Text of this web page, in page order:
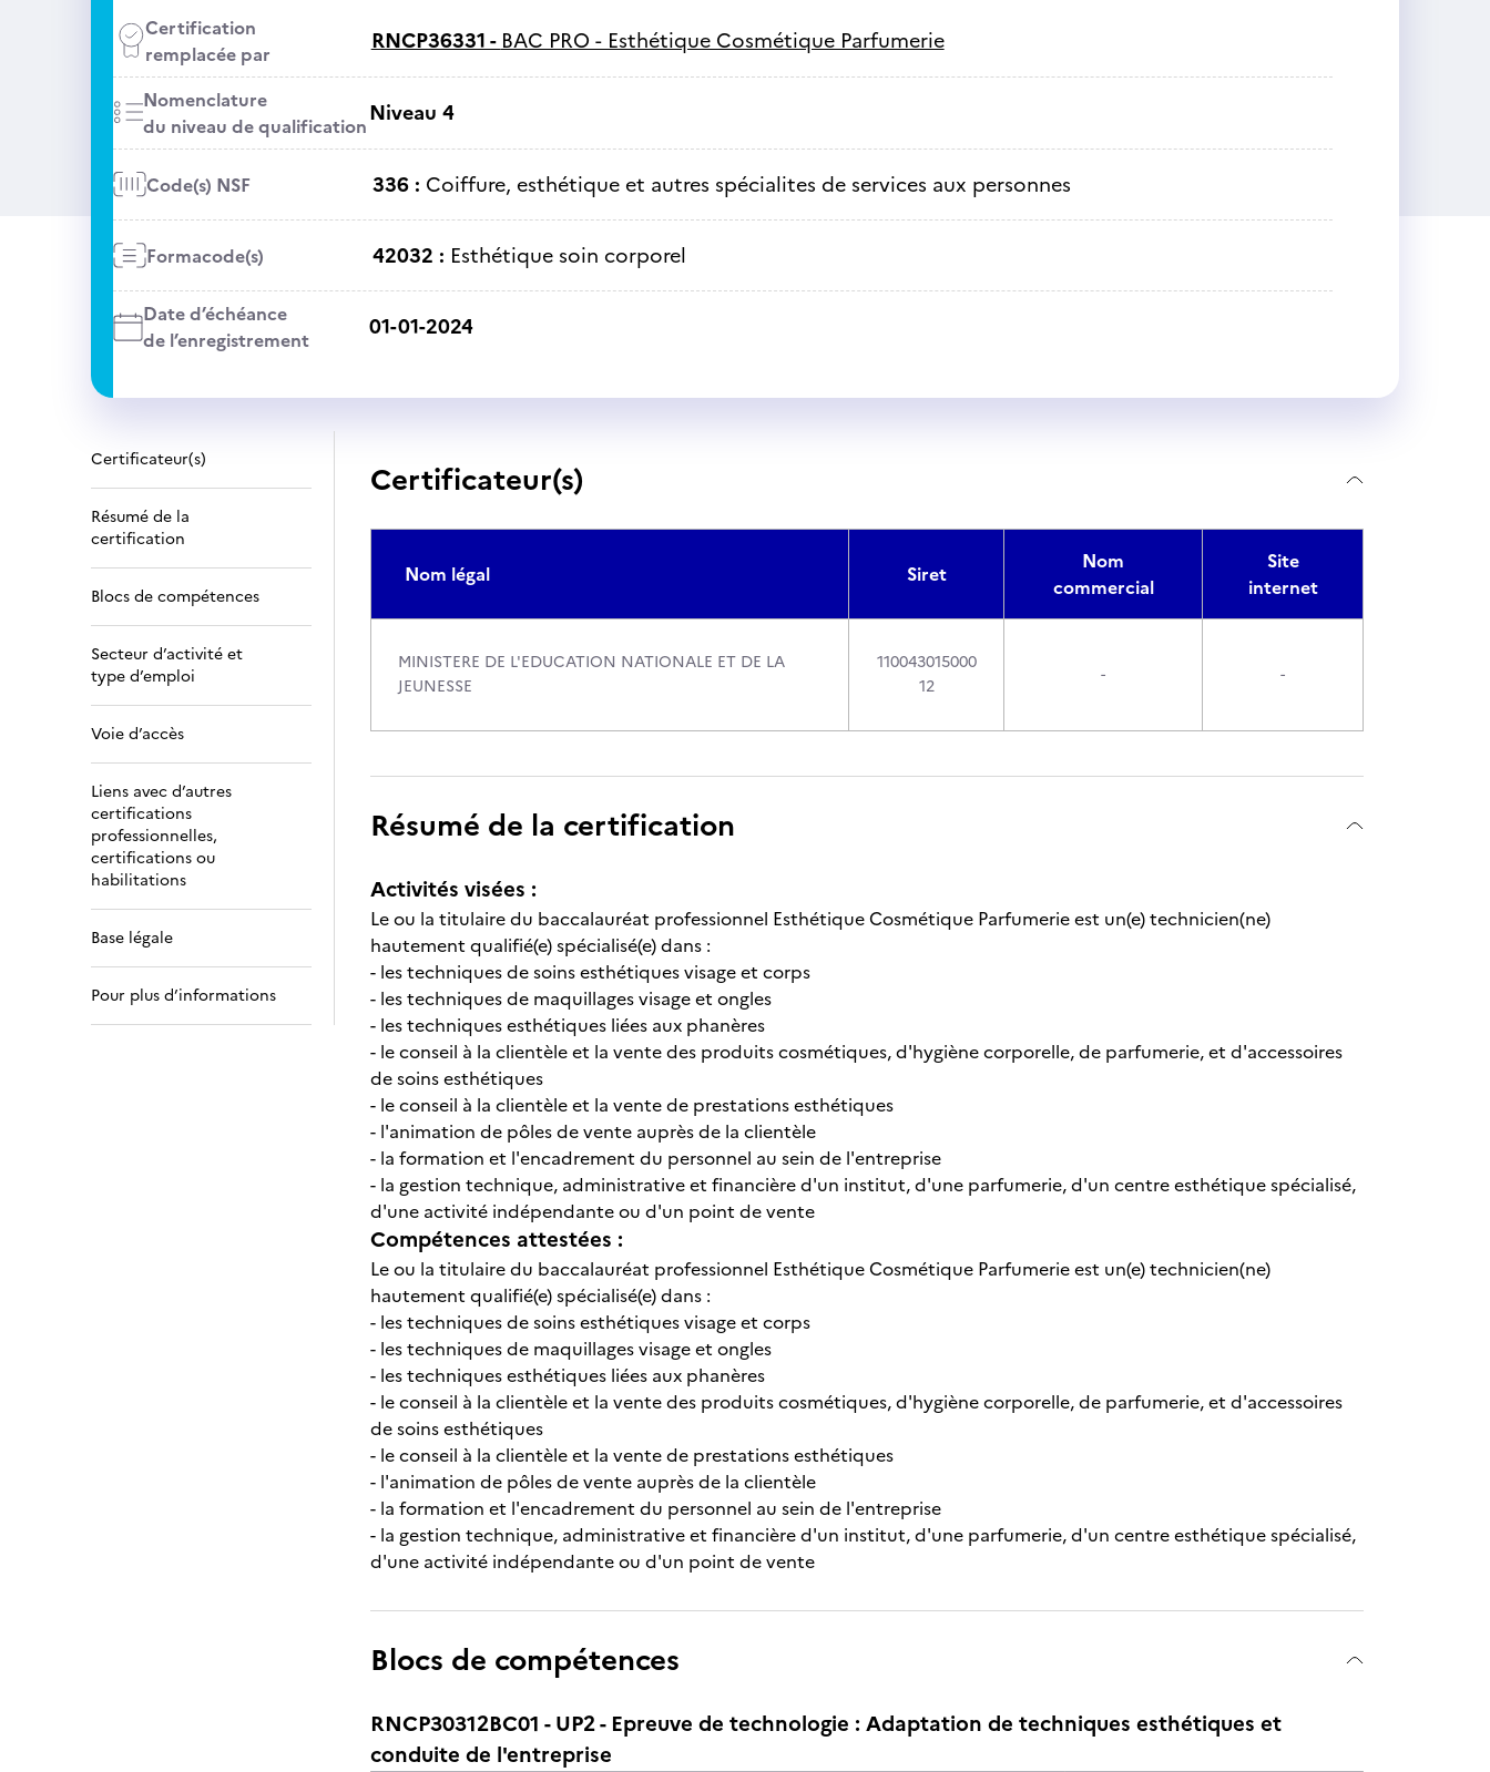
Certification
remplacée par
RNCP36331 - BAC PRO - Esthétique Cosmétique Parfumerie
Nomenclature
du niveau de qualificationNiveau 4
Code(s) NSF 336 : Coiffure, esthétique et autres spécialites de services aux personnes
Formacode(s) 42032 : Esthétique soin corporel
Date d’échéance
de l’enregistrement
01-01-2024
Certificateur(s)
Résumé de la
certification
Blocs de compétences
Secteur d’activité et
type d’emploi
Voie d’accès
Liens avec d’autres
certifications
professionnelles,
certifications ou
habilitations
Base légale
Pour plus d’informations
Certificateur(s)
Nom légal Siret
Nom
commercial
Site
internet
MINISTERE DE L'EDUCATION NATIONALE ET DE LA
JEUNESSE
110043015000
12
- -
Résumé de la certification
Activités visées :
Le ou la titulaire du baccalauréat professionnel Esthétique Cosmétique Parfumerie est un(e) technicien(ne)
hautement qualifié(e) spécialisé(e) dans :
- les techniques de soins esthétiques visage et corps
- les techniques de maquillages visage et ongles
- les techniques esthétiques liées aux phanères
- le conseil à la clientèle et la vente des produits cosmétiques, d'hygiène corporelle, de parfumerie, et d'accessoires
de soins esthétiques
- le conseil à la clientèle et la vente de prestations esthétiques
- l'animation de pôles de vente auprès de la clientèle
- la formation et l'encadrement du personnel au sein de l'entreprise
- la gestion technique, administrative et financière d'un institut, d'une parfumerie, d'un centre esthétique spécialisé,
d'une activité indépendante ou d'un point de vente
Compétences attestées :
Le ou la titulaire du baccalauréat professionnel Esthétique Cosmétique Parfumerie est un(e) technicien(ne)
hautement qualifié(e) spécialisé(e) dans :
- les techniques de soins esthétiques visage et corps
- les techniques de maquillages visage et ongles
- les techniques esthétiques liées aux phanères
- le conseil à la clientèle et la vente des produits cosmétiques, d'hygiène corporelle, de parfumerie, et d'accessoires
de soins esthétiques
- le conseil à la clientèle et la vente de prestations esthétiques
- l'animation de pôles de vente auprès de la clientèle
- la formation et l'encadrement du personnel au sein de l'entreprise
- la gestion technique, administrative et financière d'un institut, d'une parfumerie, d'un centre esthétique spécialisé,
d'une activité indépendante ou d'un point de vente
Blocs de compétences
RNCP30312BC01 - UP2 - Epreuve de technologie : Adaptation de techniques esthétiques et
conduite de l'entreprise